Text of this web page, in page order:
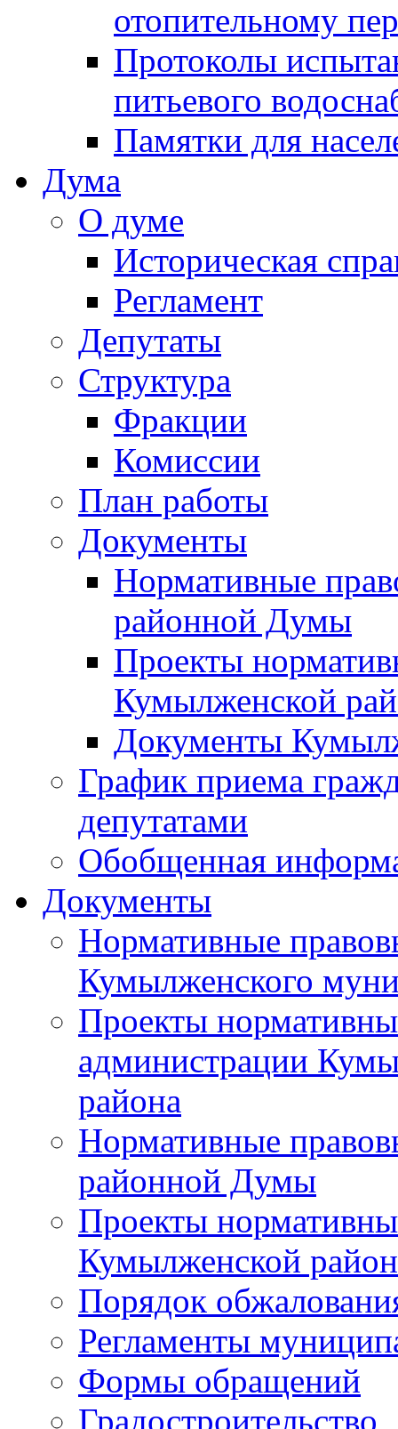
отопительному
Протоколы
питьевого
Памятки для
Дума
О думе
Историческая
Регламент
Депутаты
Структура
Фракции
Комиссии
План работы
Документы
Нормативные
районной Думы
Проекты
Кумылженской
Документы
График приема
депутатами
Обобщенная
Документы
Нормативные
Кумылженского
Проекты
администрации
района
Нормативные
районной Думы
Проекты
Кумылженской
Порядок
Регламенты
Формы обращений
Градостроительство